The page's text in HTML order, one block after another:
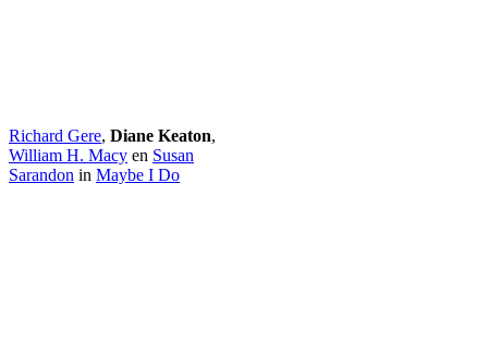
Richard Gere, Diane Keaton,
William H. Macy en Susan
Sarandon in Maybe I Do